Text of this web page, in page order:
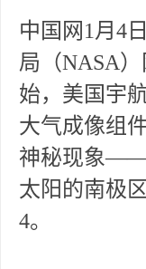
中国网1月4
局（NASA
始，美国宇
大气成像组
神秘现象——
太阳的南极
4。